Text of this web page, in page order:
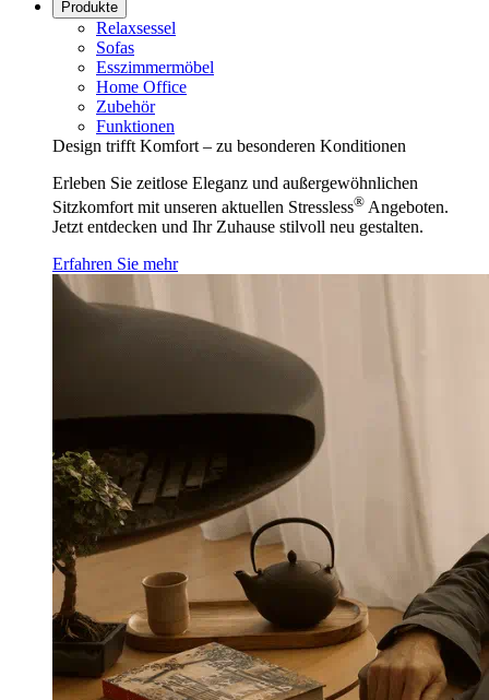
Produkte
Relaxsessel
Sofas
Esszimmermöbel
Home Office
Zubehör
Funktionen
Design trifft Komfort – zu besonderen Konditionen
Erleben Sie zeitlose Eleganz und außergewöhnlichen
Sitzkomfort mit unseren aktuellen Stressless® Angeboten.
Jetzt entdecken und Ihr Zuhause stilvoll neu gestalten.
Erfahren Sie mehr